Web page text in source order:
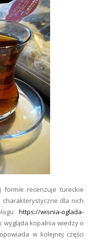
recenzuje tureckie
dla nich
https://wisnia-oglada-
wygląda kopalnia wiedzy o
w kolejnej części